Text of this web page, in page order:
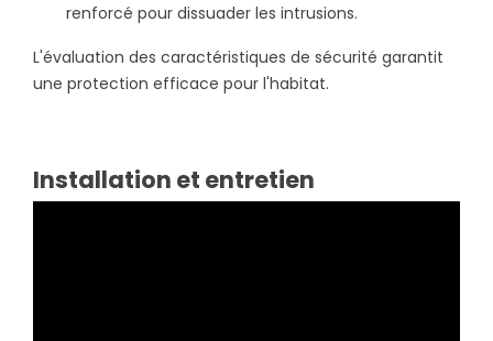
renforcé pour dissuader les intrusions.
L'évaluation des caractéristiques de sécurité garantit
une protection efficace pour l'habitat.
Installation et entretien